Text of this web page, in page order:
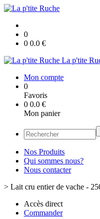
0
0 0.0 €
La p'tite
Mon compte
0
Favoris
0 0.0 €
Mon panier
Nos Produits
Qui sommes nous?
Nous contacter
> Lait cru entier de vache -
Accès direct
Commander